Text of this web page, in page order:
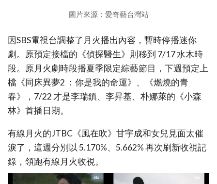
圖片來源：愛奇藝台灣站
因SBS電視台調整了月火播出內容，暫時停播迷你
劇。原預定接檔的《偵探醫生》則移到 7/17 水木時
段。原月火劇時段播夏季限定綜藝節目，下週預定上
檔《同床異夢2 ：你是我的命運》、《燃燒的青
春》，7/22 才是李瑞鎮、李昇基、朴娜萊的《小森
林》首播日期。
有線月火的JTBC《風在吹》甘宇成和女兒見面太催
淚了，這週分別以 5.170%、5.662% 再次刷新收視記
錄，領跑有線月火收視。